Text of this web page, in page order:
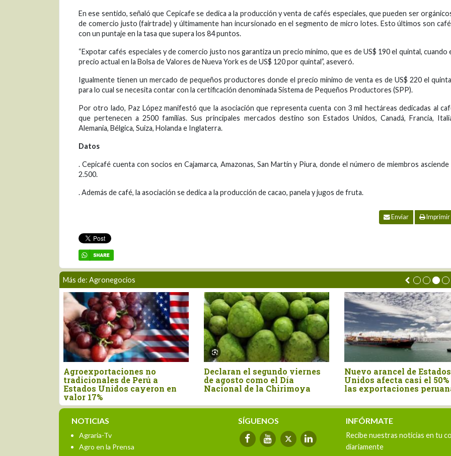
En ese sentido, señaló que Cepicafe se dedica a la producción y venta de cafés especiales, que pueden ser
de comercio justo (fairtrade) y últimamente han incursionado en el segmento de micro lotes. Esto últimos son
con un puntaje en la tasa que supera los 84 puntos.
“Expotar cafés especiales y de comercio justo nos garantiza un precio mínimo, que es de US$ 190 el quintal, cuando
precio actual en la Bolsa de Valores de Nueva York es de US$ 120 por quintal”, aseveró.
Igualmente tienen un mercado de pequeños productores donde el precio mínimo de venta es de US$ 220 el
para lo cual se necesita contar con la certificación denominada Sistema de Pequeños Productores (SPP).
Por otro lado, Paz López manifestó que la asociación que representa cuenta con 3 mil hectáreas dedicadas al
que pertenecen a 2500 familias. Sus principales mercados destino son Estados Unidos, Canadá, Francia,
Alemania, Bélgica, Suiza, Holanda e Inglaterra.
Datos
. Cepicafé cuenta con socios en Cajamarca, Amazonas, San Martín y Piura, donde el número de miembros asciende
2.500.
. Además de café, la asociación se dedica a la producción de cacao, panela y jugos de fruta.
Enviar Imprimir
Más de: Agronegocios
Declaran el segundo viernes
de agosto como el Día
Nacional de la Chirimoya
Nuevo arancel de Estados
Unidos afecta casi el 50% de
las exportaciones peruanas
Perú importó canela entera
por US$ 15.4 millones en el
primer semestre del año
La
NOTICIAS
Agraria-Tv
Agro en la Prensa
SÍGUENOS INFÓRMATE
Recibe nuestras noticias en tu
diariamente